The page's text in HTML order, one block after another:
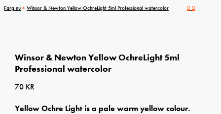
Farg.nu > Winsor & Newton Yellow OchreLight 5ml Professional watercolor
Winsor & Newton Yellow OchreLight 5ml
Professional watercolor
70 KR
Yellow Ochre Light is a pale warm yellow colour.